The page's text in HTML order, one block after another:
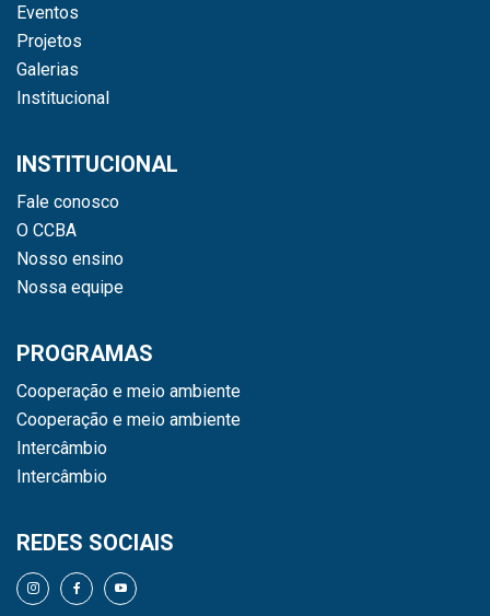
Eventos
Projetos
Galerias
Institucional
INSTITUCIONAL
Fale conosco
O CCBA
Nosso ensino
Nossa equipe
PROGRAMAS
Cooperação e meio ambiente
Cooperação e meio ambiente
Intercâmbio
Intercâmbio
REDES SOCIAIS